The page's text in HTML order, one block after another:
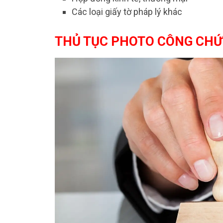
Các loại giấy tờ pháp lý khác
THỦ TỤC PHOTO CÔNG